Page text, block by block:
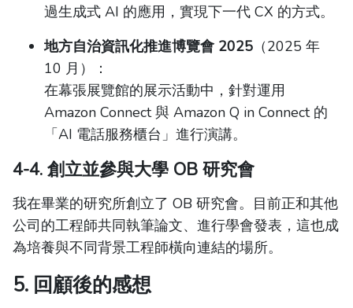
過生成式 AI 的應用，實現下一代 CX 的方式。
地方自治資訊化推進博覽會 2025 （2025 年
10 月）：
在幕張展覽館的展示活動中，針對運用
Amazon Connect 與 Amazon Q in Connect 的
「AI 電話服務櫃台」進行演講。
4-4. 創立並參與大學 OB 研究會
我在畢業的研究所創立了 OB 研究會。目前正和其他
公司的工程師共同執筆論文、進行學會發表，這也成
為培養與不同背景工程師橫向連結的場所。
5. 回顧後的感想